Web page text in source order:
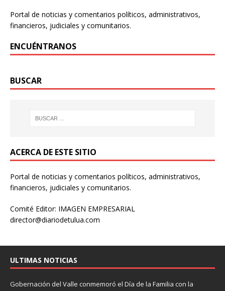
Portal de noticias y comentarios políticos, administrativos,
financieros, judiciales y comunitarios.
ENCUÉNTRANOS
BUSCAR
ACERCA DE ESTE SITIO
Portal de noticias y comentarios políticos, administrativos,
financieros, judiciales y comunitarios.
Comité Editor: IMAGEN EMPRESARIAL
director@diariodetulua.com
ULTIMAS NOTICIAS
Gobernación del Valle conmemoró el Día de la Familia con la